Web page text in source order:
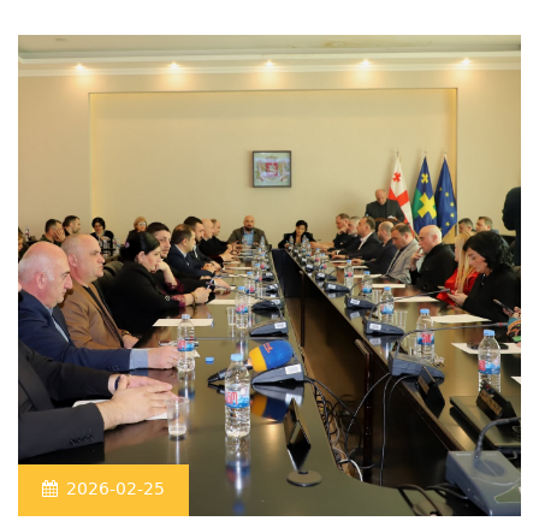
2026-02-25